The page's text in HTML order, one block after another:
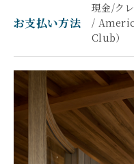
お支払い方法
現金/ク
/
Club）